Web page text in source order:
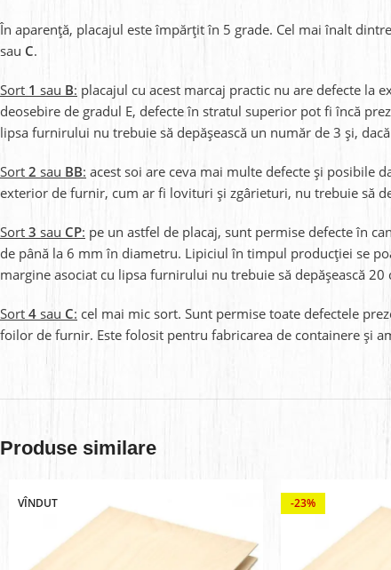
În aparență, placajul este împărțit în 5 grade. Cel mai înalt
sau C.
Sort 1 sau B: placajul cu acest marcaj practic nu are defecte la
deosebire de gradul E, defecte în stratul superior pot fi încă
lipsa furnirului nu trebuie să depășească un număr de 3 și,
Sort 2 sau BB: acest soi are ceva mai multe defecte și posibile
exterior de furnir, cum ar fi lovituri și zgârieturi, nu trebuie să
Sort 3 sau CP: pe un astfel de placaj, sunt permise defecte în
de până la 6 mm în diametru. Lipiciul în timpul producției se
margine asociat cu lipsa furnirului nu trebuie să depășească
Sort 4 sau C: cel mai mic sort. Sunt permise toate defectele
foilor de furnir. Este folosit pentru fabricarea de containere și
Produse similare
VÎNDUT -23%